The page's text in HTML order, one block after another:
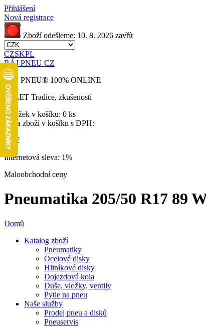
Přihlášení
Nová registrace
Zboží odešleme: 10. 8. 2026 zavřít
CZSKPL
RÁJ PNEU CZ
RÁJ PNEU® 100% ONLINE
32 LET Tradice, zkušenosti
Položek v košíku: 0 ks
Cena zboží v košíku s DPH:
0 Kč
Internetová sleva: 1%
Maloobchodní ceny
Pneumatika 205/50 R17 89
Domů
Katalog zboží
Pneumatiky
Ocelové disky
Hliníkové disky
Dojezdová kola
Duše, vložky, ventily
Pytle na pneu
Naše služby
Prodej pneu a disků
Pneuservis